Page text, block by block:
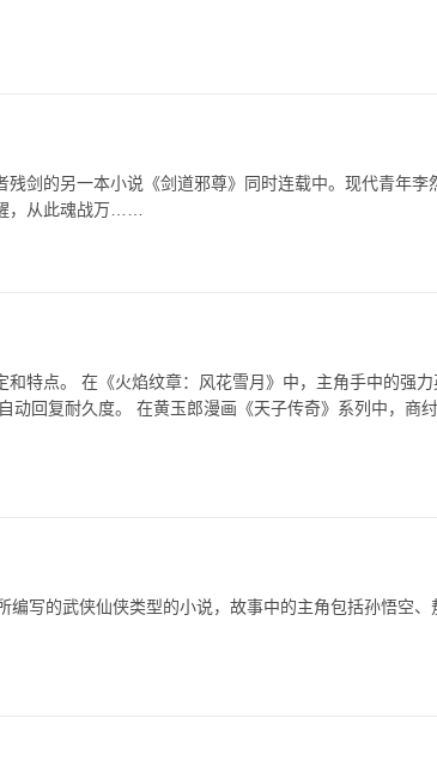
残剑的另一本小说《剑道邪尊》同时连载中。现代青年李
，从此魂战万……
特点。 在《火焰纹章：风花雪月》中，主角手中的强力
动回复耐久度。 在黄玉郎漫画《天子传奇》系列中，商纣
编写的武侠仙侠类型的小说，故事中的主角包括孙悟空、